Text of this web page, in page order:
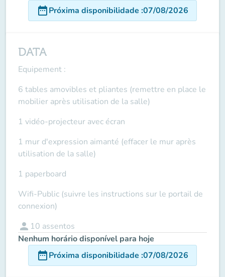
date_rangePróxima disponibilidade :07/08/2026
DATA
Equipement :
6 tables amovibles et pliantes (remettre en place le
mobilier après utilisation de la salle)
1 vidéo-projecteur avec écran
1 mur d'expression aimanté (effacer le mur après
utilisation de la salle)
1 paperboard
Wifi-Public (suivre les instructions sur le portail de
connexion)
person 10 assentos
Nenhum horário disponível para hoje
date_rangePróxima disponibilidade :07/08/2026